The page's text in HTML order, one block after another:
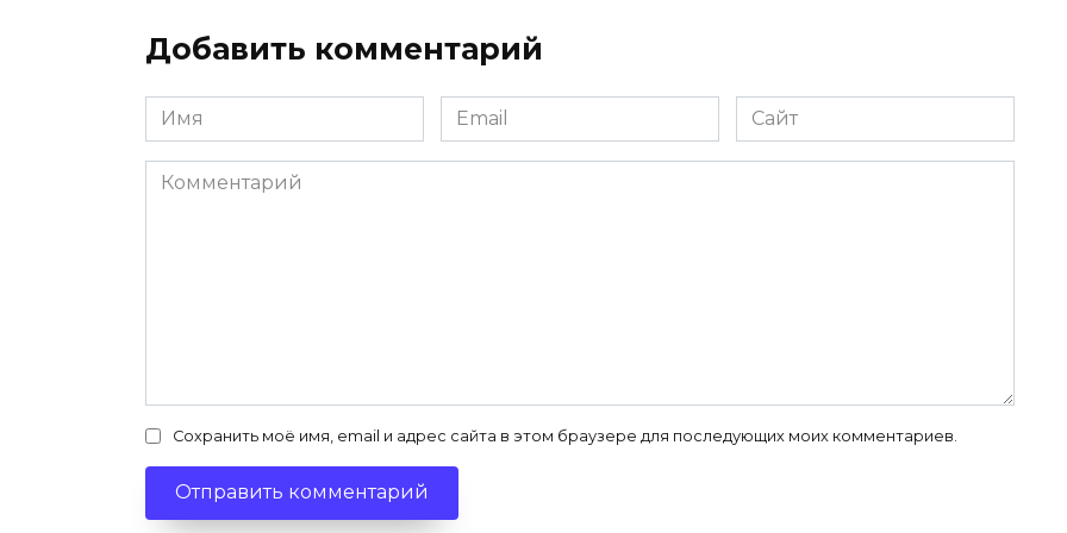
Добавить комментарий
Имя
*
Email
*
Сайт
Комментарий
Сохранить моё имя, email и адрес сайта в этом браузере для последующих моих комментариев.